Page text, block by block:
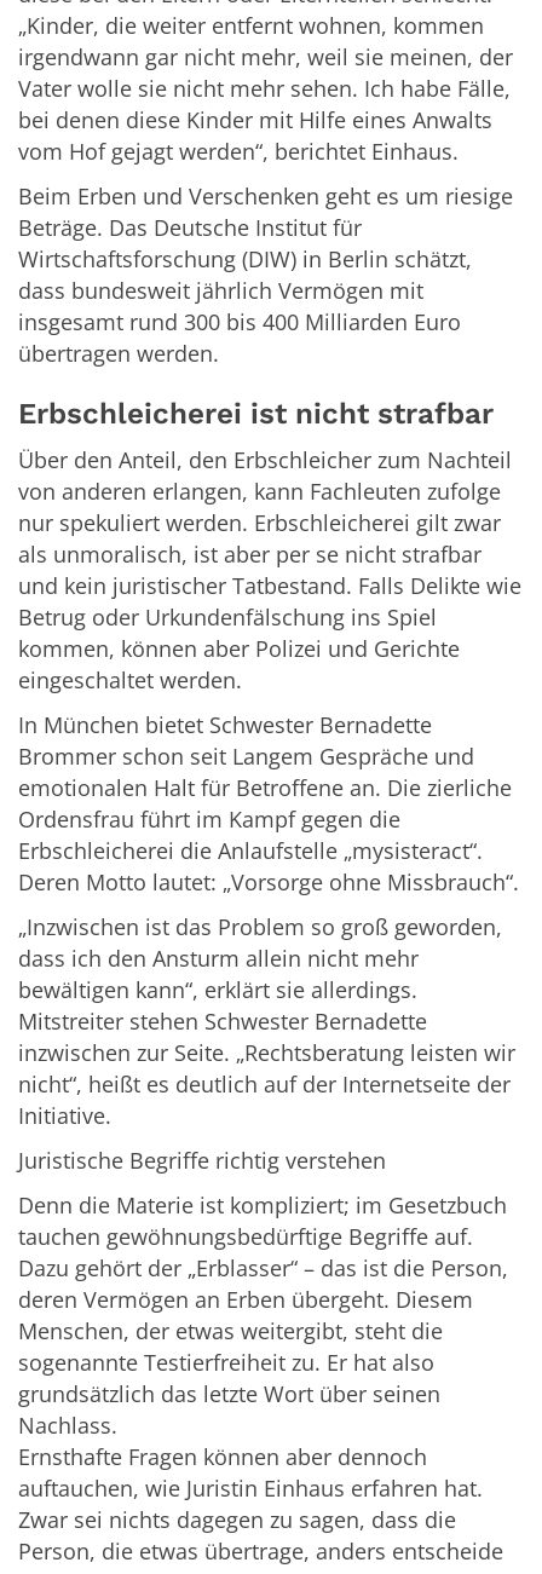
„Kinder, die weiter entfernt wohnen, kommen
irgendwann gar nicht mehr, weil sie meinen, der
Vater wolle sie nicht mehr sehen. Ich habe Fälle,
bei denen diese Kinder mit Hilfe eines Anwalts
vom Hof gejagt werden“, berichtet Einhaus.
Beim Erben und Verschenken geht es um riesige
Beträge. Das Deutsche Institut für
Wirtschaftsforschung (DIW) in Berlin schätzt,
dass bundesweit jährlich Vermögen mit
insgesamt rund 300 bis 400 Milliarden Euro
übertragen werden.
Erbschleicherei ist nicht strafbar
Über den Anteil, den Erbschleicher zum Nachteil
von anderen erlangen, kann Fachleuten zufolge
nur spekuliert werden. Erbschleicherei gilt zwar
als unmoralisch, ist aber per se nicht strafbar
und kein juristischer Tatbestand. Falls Delikte wie
Betrug oder Urkundenfälschung ins Spiel
kommen, können aber Polizei und Gerichte
eingeschaltet werden.
In München bietet Schwester Bernadette
Brommer schon seit Langem Gespräche und
emotionalen Halt für Betroffene an. Die zierliche
Ordensfrau führt im Kampf gegen die
Erbschleicherei die Anlaufstelle „mysisteract“.
Deren Motto lautet: „Vorsorge ohne Missbrauch“.
„Inzwischen ist das Problem so groß geworden,
dass ich den Ansturm allein nicht mehr
bewältigen kann“, erklärt sie allerdings.
Mitstreiter stehen Schwester Bernadette
inzwischen zur Seite. „Rechtsberatung leisten wir
nicht“, heißt es deutlich auf der Internetseite der
Initiative.
Juristische Begriffe richtig verstehen
Denn die Materie ist kompliziert; im Gesetzbuch
tauchen gewöhnungsbedürftige Begriffe auf.
Dazu gehört der „Erblasser“ – das ist die Person,
deren Vermögen an Erben übergeht. Diesem
Menschen, der etwas weitergibt, steht die
sogenannte Testierfreiheit zu. Er hat also
grundsätzlich das letzte Wort über seinen
Nachlass.
Ernsthafte Fragen können aber dennoch
auftauchen, wie Juristin Einhaus erfahren hat.
Zwar sei nichts dagegen zu sagen, dass die
Person, die etwas übertrage, anders entscheide